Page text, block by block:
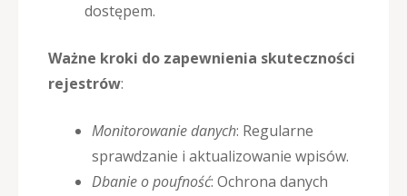
dostępem.
Ważne kroki do zapewnienia skuteczności
rejestrów:
Monitorowanie danych: Regularne
sprawdzanie i aktualizowanie wpisów.
Dbanie o poufność: Ochrona danych